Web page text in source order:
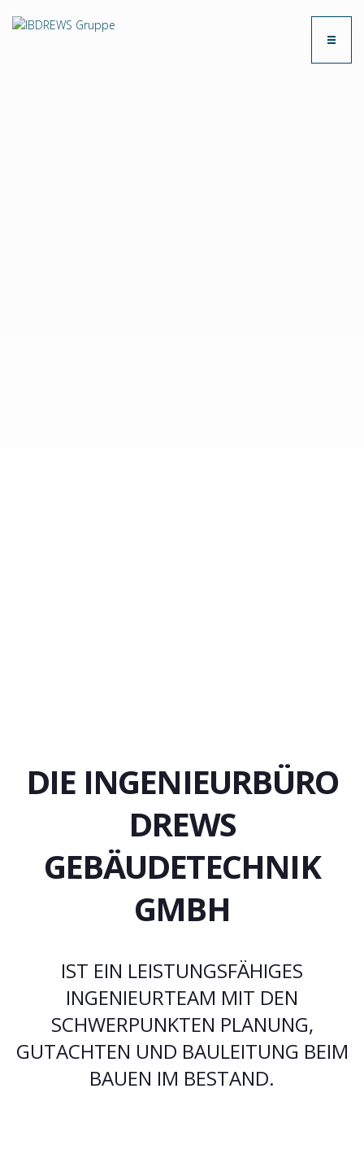
DIE INGENIEURBÜRO
DREWS
GEBÄUDETECHNIK
GMBH
IST EIN LEISTUNGSFÄHIGES
INGENIEURTEAM MIT DEN
SCHWERPUNKTEN PLANUNG,
GUTACHTEN UND BAULEITUNG BEIM
BAUEN IM BESTAND.